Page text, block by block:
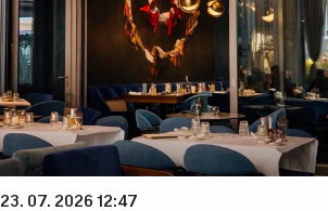
23. 07. 2026 12:47